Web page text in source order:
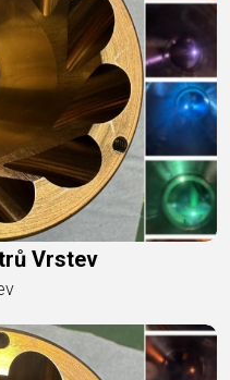
Vrstev